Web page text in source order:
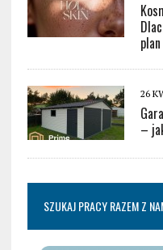
26
–
SZUKAJ PRACY RAZEM Z